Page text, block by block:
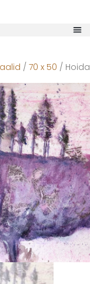
/ 70 x 50 / Hoida